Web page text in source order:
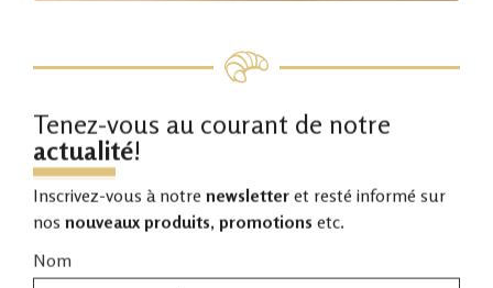
Tenez-vous au courant de notre
actualité!
Inscrivez-vous à notre newsletter et resté informé sur
nos nouveaux produits, promotions etc.
Nom